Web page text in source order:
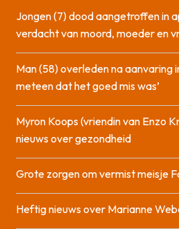
Jongen (7) dood aangetroffen in
verdacht van moord, moeder en
Man (58) overleden na aanvaring
meteen dat het goed mis was’
Myron Koops (vriendin van Enzo
nieuws over gezondheid
Grote zorgen om vermist meisje
Heftig nieuws over Marianne